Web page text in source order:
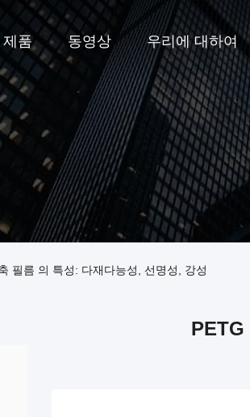
제품 동영상 우리에 대하여
필름 의 특성: 다재다능성, 선명성, 강성
PETG